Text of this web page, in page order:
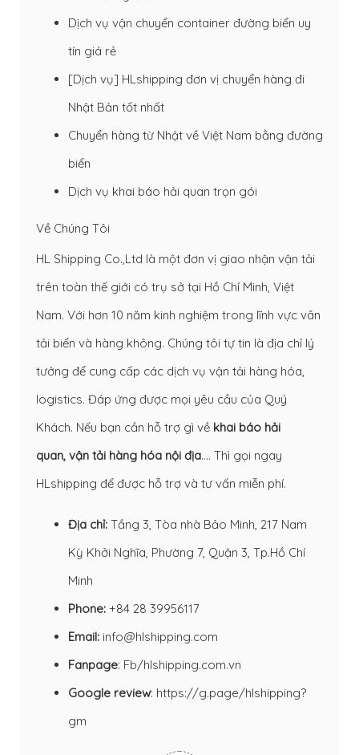
Dịch vụ vận chuyển container đường biển uy
tín giá rẻ
[Dịch vụ] HLshipping đơn vị chuyển hàng đi
Nhật Bản tốt nhất
Chuyển hàng từ Nhật về Việt Nam bằng đường
biển
Dịch vụ khai báo hải quan trọn gói
Về Chúng Tôi
HL Shipping Co.,Ltd là một đơn vị giao nhận vận tải
trên toàn thế giới có trụ sở tại Hồ Chí Minh, Việt
Nam. Với hơn 10 năm kinh nghiệm trong lĩnh vực vân
tải biển và hàng không. Chúng tôi tự tin là địa chỉ lý
tưởng để cung cấp các dịch vụ vận tải hàng hóa,
logistics. Đáp ứng được mọi yêu cầu của Quý
Khách. Nếu bạn cần hỗ trợ gì về khai báo hải
quan, vận tải hàng hóa nội địa…. Thì gọi ngay
HLshipping để được hỗ trợ và tư vấn miễn phí.
Địa chỉ: Tầng 3, Tòa nhà Bảo Minh, 217 Nam
Kỳ Khởi Nghĩa, Phường 7, Quận 3, Tp.Hồ Chí
Minh
Phone: +84 28 39956117
Email: info@hlshipping.com
Fanpage: Fb/hlshipping.com.vn
Google review: https://g.page/hlshipping?
gm